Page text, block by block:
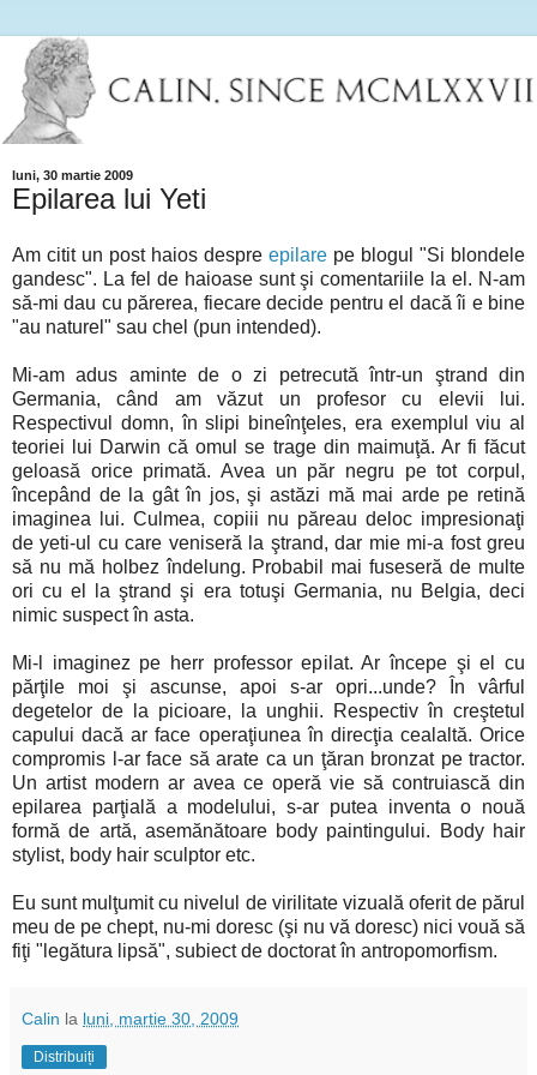
luni, 30 martie 2009
Epilarea lui Yeti
Am citit un post haios despre epilare pe blogul "Si blondele
gandesc". La fel de haioase sunt şi comentariile la el. N-am
să-mi dau cu părerea, fiecare decide pentru el dacă îi e bine
"au naturel" sau chel (pun intended).
Mi-am adus aminte de o zi petrecută într-un ştrand din
Germania, când am văzut un profesor cu elevii lui.
Respectivul domn, în slipi bineînţeles, era exemplul viu al
teoriei lui Darwin că omul se trage din maimuţă. Ar fi făcut
geloasă orice primată. Avea un păr negru pe tot corpul,
începând de la gât în jos, şi astăzi mă mai arde pe retină
imaginea lui. Culmea, copiii nu păreau deloc impresionaţi
de yeti-ul cu care veniseră la ştrand, dar mie mi-a fost greu
să nu mă holbez îndelung. Probabil mai fuseseră de multe
ori cu el la ştrand şi era totuşi Germania, nu Belgia, deci
nimic suspect în asta.
Mi-l imaginez pe herr professor epilat. Ar începe şi el cu
părţile moi şi ascunse, apoi s-ar opri...unde? În vârful
degetelor de la picioare, la unghii. Respectiv în creştetul
capului dacă ar face operaţiunea în direcţia cealaltă. Orice
compromis l-ar face să arate ca un ţăran bronzat pe tractor.
Un artist modern ar avea ce operă vie să contruiască din
epilarea parţială a modelului, s-ar putea inventa o nouă
formă de artă, asemănătoare body paintingului. Body hair
stylist, body hair sculptor etc.
Eu sunt mulţumit cu nivelul de virilitate vizuală oferit de părul
meu de pe chept, nu-mi doresc (şi nu vă doresc) nici vouă să
fiţi "legătura lipsă", subiect de doctorat în antropomorfism.
Calin la luni, martie 30, 2009
Distribuiți